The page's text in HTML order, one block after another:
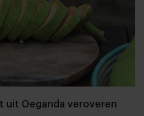
uit Oeganda veroveren